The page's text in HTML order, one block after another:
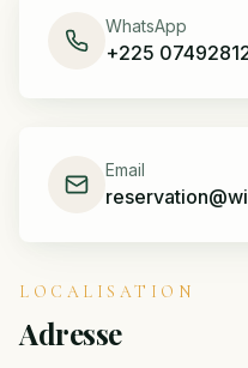
WhatsApp
+225
Email
LOCALISATION
Adresse